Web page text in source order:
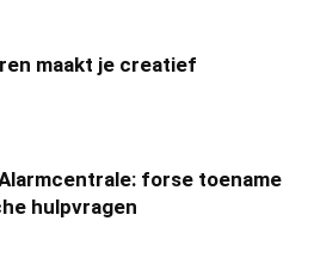
maakt je creatief
forse toename
hulpvragen